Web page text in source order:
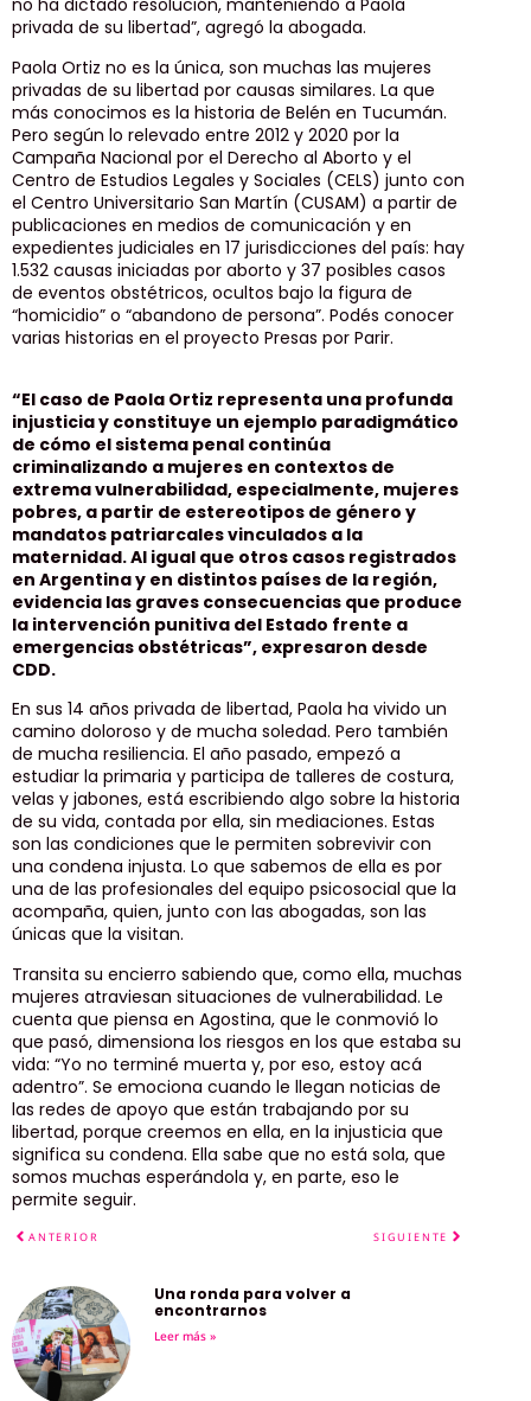
no ha dictado resolución, manteniendo a Paola
privada de su libertad”, agregó la abogada.
Paola Ortiz no es la única, son muchas las mujeres
privadas de su libertad por causas similares. La que
más conocimos es la historia de Belén en Tucumán.
Pero según lo relevado entre 2012 y 2020 por la
Campaña Nacional por el Derecho al Aborto y el
Centro de Estudios Legales y Sociales (CELS) junto con
el Centro Universitario San Martín (CUSAM) a partir de
publicaciones en medios de comunicación y en
expedientes judiciales en 17 jurisdicciones del país: hay
1.532 causas iniciadas por aborto y 37 posibles casos
de eventos obstétricos, ocultos bajo la figura de
“homicidio” o “abandono de persona”. Podés conocer
varias historias en el proyecto Presas por Parir.
“El caso de Paola Ortiz representa una profunda
injusticia y constituye un ejemplo paradigmático
de cómo el sistema penal continúa
criminalizando a mujeres en contextos de
extrema vulnerabilidad, especialmente, mujeres
pobres, a partir de estereotipos de género y
mandatos patriarcales vinculados a la
maternidad. Al igual que otros casos registrados
en Argentina y en distintos países de la región,
evidencia las graves consecuencias que produce
la intervención punitiva del Estado frente a
emergencias obstétricas”, expresaron desde
CDD.
En sus 14 años privada de libertad, Paola ha vivido un
camino doloroso y de mucha soledad. Pero también
de mucha resiliencia. El año pasado, empezó a
estudiar la primaria y participa de talleres de costura,
velas y jabones, está escribiendo algo sobre la historia
de su vida, contada por ella, sin mediaciones. Estas
son las condiciones que le permiten sobrevivir con
una condena injusta. Lo que sabemos de ella es por
una de las profesionales del equipo psicosocial que la
acompaña, quien, junto con las abogadas, son las
únicas que la visitan.
Transita su encierro sabiendo que, como ella, muchas
mujeres atraviesan situaciones de vulnerabilidad. Le
cuenta que piensa en Agostina, que le conmovió lo
que pasó, dimensiona los riesgos en los que estaba su
vida: “Yo no terminé muerta y, por eso, estoy acá
adentro”. Se emociona cuando le llegan noticias de
las redes de apoyo que están trabajando por su
libertad, porque creemos en ella, en la injusticia que
significa su condena. Ella sabe que no está sola, que
somos muchas esperándola y, en parte, eso le
permite seguir.
ANTERIOR SIGUIENTE
Una ronda para volver a
encontrarnos
Leer más »